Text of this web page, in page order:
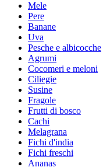
Mele
Pere
Banane
Uva
Pesche e albicocche
Agrumi
Cocomeri e meloni
Ciliegie
Susine
Fragole
Frutti di bosco
Cachi
Melagrana
Fichi d'india
Fichi freschi
Ananas